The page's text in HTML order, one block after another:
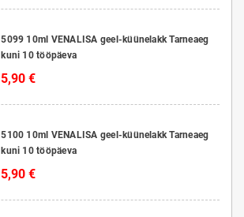
5099 10ml VENALISA geel-küünelakk Tarneaeg
kuni 10 tööpäeva
5,90 €
5100 10ml VENALISA geel-küünelakk Tarneaeg
kuni 10 tööpäeva
5,90 €